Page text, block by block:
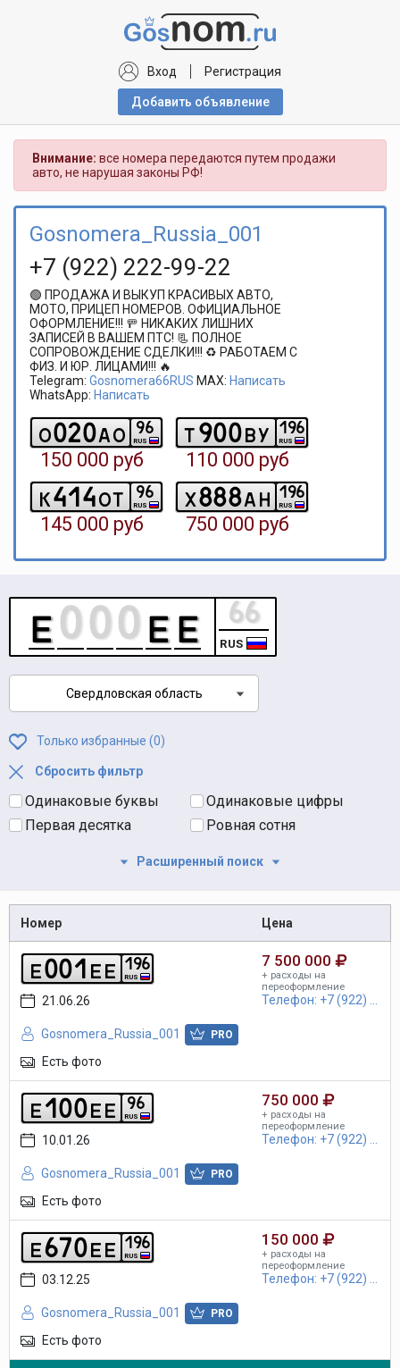
Вход Регистрация
Добавить объявлениe
Внимание: все номера передаются путем продажи
авто, не нарушая законы РФ!
Gosnomera_Russia_001
+7 (922) 222-99-22
🟢 ПРОДАЖА И ВЫКУП КРАСИВЫХ АВТО,
МОТО, ПРИЦЕП НОМЕРОВ. ОФИЦИАЛЬНОЕ
ОФОРМЛЕНИЕ!!! 🚥 НИКАКИХ ЛИШНИХ
ЗАПИСЕЙ В ВАШЕМ ПТС! 📃 ПОЛНОЕ
СОПРОВОЖДЕНИЕ СДЕЛКИ!!! ♻️ РАБОТАЕМ С
ФИЗ. И ЮР. ЛИЦАМИ!!! 🔥
Telegram: Gosnomera66RUS MAX: Написать
WhatsApp: Написать
o020ao RUS
96
150 000 руб
t900by RUS
196
110 000 руб
k414ot RUS
96
145 000 руб
x888a h RUS
196
750 000 руб
RUS
Свердловская область
Только избранные (0)
Сбросить фильтр
Одинаковые буквы
Одинаковые цифры
Первая десятка
Ровная сотня
Расширенный поиск
Номер Цена
e001e e RUS
196
21.06.26
Gosnomera_Russia_001 PRO
Есть фото
7 500 000
+ расходы на
переоформление
Телефон: +7 (922) ...
e100e e RUS
96
10.01.26
Gosnomera_Russia_001 PRO
Есть фото
750 000
+ расходы на
переоформление
Телефон: +7 (922) ...
e670e e RUS
196
03.12.25
Gosnomera_Russia_001 PRO
Есть фото
150 000
+ расходы на
переоформление
Телефон: +7 (922) ...